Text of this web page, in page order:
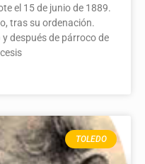
el 15 de junio de 1889.
tras su ordenación.
después de párroco de
TOLEDO